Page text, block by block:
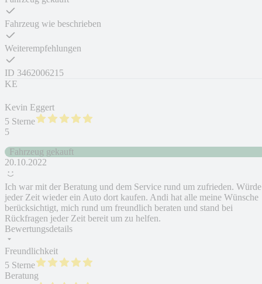
Fahrzeug wie beschrieben
Weiterempfehlungen
ID 3462006215
KE
Kevin Eggert
5 Sterne
5
Fahrzeug gekauft
20.10.2022
Ich war mit der Beratung und dem Service rund um zufrieden. Würde
jeder Zeit wieder ein Auto dort kaufen. Andi hat alle meine Wünsche
berücksichtigt, mich rund um freundlich beraten und stand bei
Rückfragen jeder Zeit bereit um zu helfen.
Bewertungsdetails
Freundlichkeit
5 Sterne
Beratung